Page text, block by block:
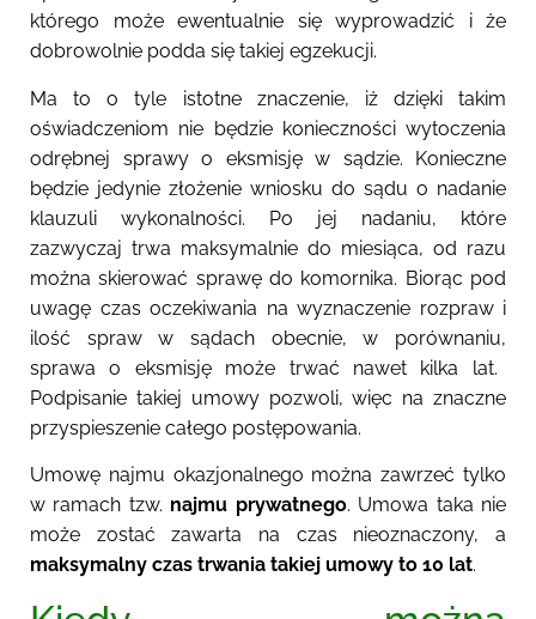
którego może ewentualnie się wyprowadzić i że
dobrowolnie podda się takiej egzekucji.
Ma to o tyle istotne znaczenie, iż dzięki takim
oświadczeniom nie będzie konieczności wytoczenia
odrębnej sprawy o eksmisję w sądzie. Konieczne
będzie jedynie złożenie wniosku do sądu o nadanie
klauzuli wykonalności. Po jej nadaniu, które
zazwyczaj trwa maksymalnie do miesiąca, od razu
można skierować sprawę do komornika. Biorąc pod
uwagę czas oczekiwania na wyznaczenie rozpraw i
ilość spraw w sądach obecnie,w porównaniu,
sprawa o eksmisję może trwać nawet kilka lat.
Podpisanie takiej umowy pozwoli, więc na znaczne
przyspieszenie całego postępowania.
Umowę najmu okazjonalnego można zawrzeć tylko
w ramach tzw. najmu prywatnego. Umowa taka nie
może zostać zawarta na czas nieoznaczony, a
maksymalny czas trwania takiej umowy to 10 lat.